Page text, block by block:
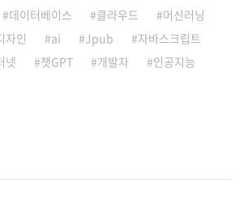
데이터베이스 클라우드
머신러닝
자인 ai Jpub
자바스크립트
넷 챗GPT 개발자 인공지능